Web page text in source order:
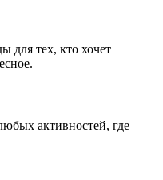
тех, кто хочет
активностей, где